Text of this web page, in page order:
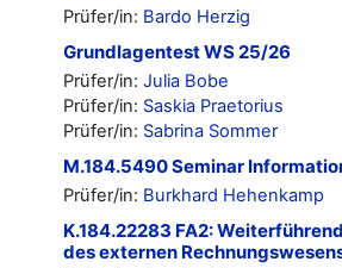
Prüfer/in: Bardo Herzig
Grundlagentest WS 25/26
Prüfer/in: Julia Bobe
Prüfer/in: Saskia Praetorius
Prüfer/in: Sabrina Sommer
M.184.5490 Seminar
Prüfer/in: Burkhard Hehenkamp
K.184.22283 FA2:
des externen